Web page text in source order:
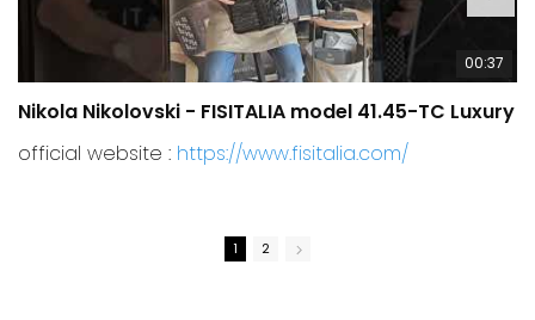
00:37
Nikola Nikolovski - FISITALIA model 41.45-TC Luxury
official website : https://www.fisitalia.com/
1 2